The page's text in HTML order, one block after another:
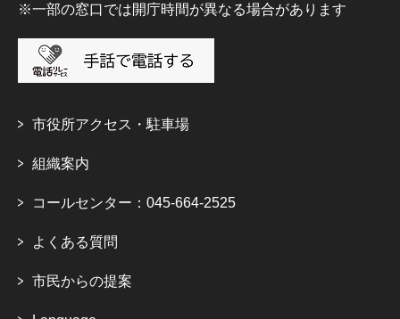
※一部の窓口では開庁時間が異なる場合があります
市役所アクセス・駐車場
組織案内
コールセンター：045-664-2525
よくある質問
市民からの提案